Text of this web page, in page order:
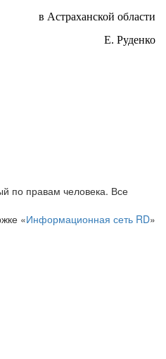
в Астраханской области
Е. Руденко
по правам человека. Все
«Информационная сеть RD»